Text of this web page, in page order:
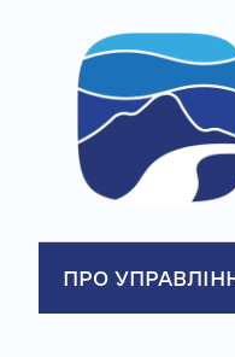
content
ПРО